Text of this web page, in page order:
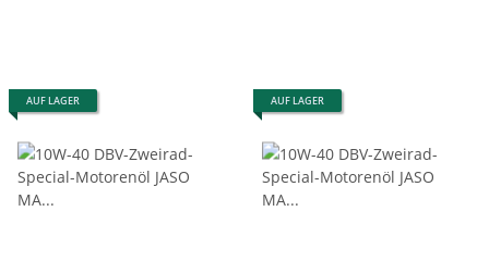
AUF LAGER AUF LAGER